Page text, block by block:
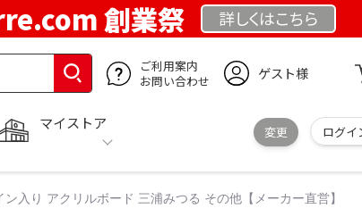
創業祭 詳しくはこちら
ご利用案内
お問い合わせ
ゲスト様
マイストア
変更 ログイ
入り アクリルボード 三浦みつる その他【メーカー直営】